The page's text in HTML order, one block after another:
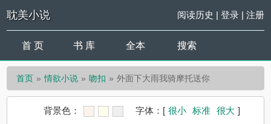
耽美小说 阅读历史 | 登录| 注册
首 页 书 库 全本 搜索
首页 情欲小说 吻扣 外面下大雨我骑摩托送你
背景色： 字体： [ 很小 标准 很大 ]